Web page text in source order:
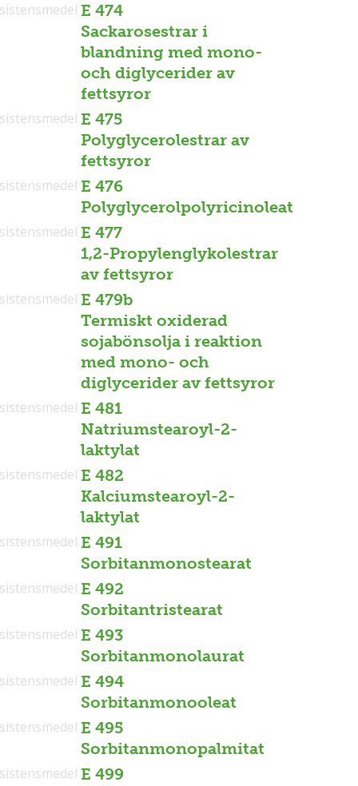
E 474
Sackarosestrar i
blandning med mono-
och diglycerider av
fettsyror
E 475
Polyglycerolestrar av
fettsyror
E 476
Polyglycerolpolyricinoleat
E 477
1,2-Propylenglykolestrar
av fettsyror
E 479b
Termiskt oxiderad
sojabönsolja i reaktion
med mono- och
diglycerider av fettsyror
E 481
Natriumstearoyl-2-
laktylat
E 482
Kalciumstearoyl-2-
laktylat
E 491
Sorbitanmonostearat
E 492
Sorbitantristearat
E 493
Sorbitanmonolaurat
E 494
Sorbitanmonooleat
E 495
Sorbitanmonopalmitat
E 499